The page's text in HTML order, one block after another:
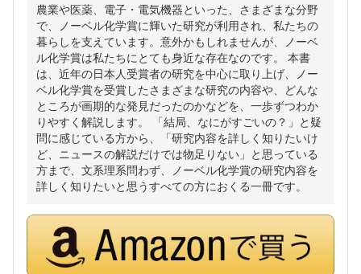
農業や医薬、電子・電気機器といった、さまざまな分野
で、ノーベル化学賞に輝いた研究が利用され、私たちの
暮らしを支えています。意外かもしれませんが、ノーベ
ル化学賞は私たちにとても身近な存在なのです。 本書
は、近年の日本人受賞者の研究を中心に取り上げ、ノー
ベル化学賞を受賞したさまざまな研究の内容や、どんな
ところが画期的な発見だったのかなどを、一歩ずつわか
りやすく解説します。 「結局、なにがすごいの？」と疑
問に感じている方から、「研究内容を詳しく知りたいけ
ど、ニュースの解説だけでは物足りない」と思っている
方まで、文系理系問わず、ノーベル化学賞の研究内容を
詳しく知りたいと思うすべての方におくる一冊です。